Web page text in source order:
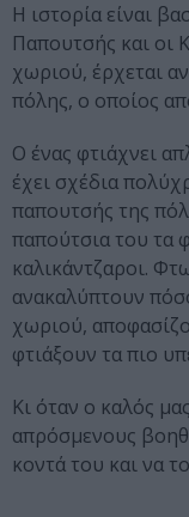
Η ιστορία είναι
Παπουτσής και οι
χωριού, έρχεται
πόλης, ο οποίος
Ο ένας φτιάχνει
έχει σχέδια
παπουτσής της
παπούτσια του τα
καλικάντζαροι.
ανακαλύπτουν
χωριού,
φτιάξουν τα πιο
Κι όταν ο καλός
απρόσμενους
κοντά του και να